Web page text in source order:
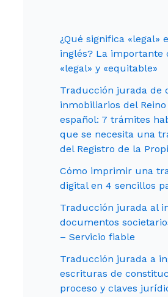
¿Qué significa «legal»
inglés? La importante
«legal» y «equitable»
Traducción jurada de
inmobiliarios del
español: 7 trámites
que se necesita una
del Registro de la
Cómo imprimir una
digital en 4 sencillos
Traducción jurada al
documentos
– Servicio fiable
Traducción jurada a
escrituras de
proceso y claves